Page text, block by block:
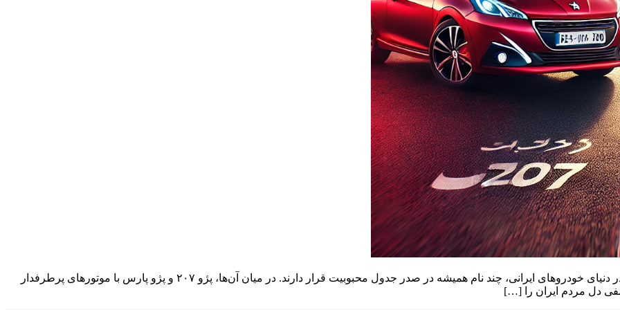
پژو ۲۰۷ با موتور TU3 یا پژو پارس TU5؟ کدام انتخاب بهتری است؟ در دنیای خودروهای ایرانی، چند نام همیشه در صدر جدول محبوبیت قرار دارند. در میان آن‌ها، پژو ۲۰۷ و پژو پارس با موتورهای پرطرفدار